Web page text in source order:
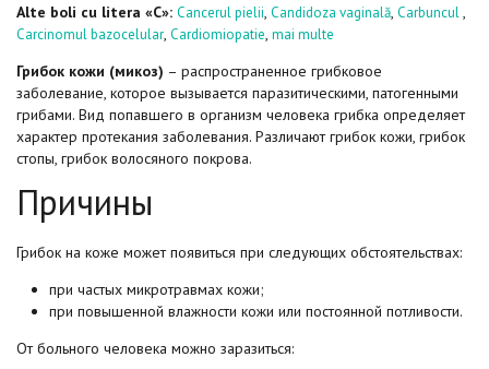
Alte boli cu litera «C»: Cancerul pielii, Candidoza vaginală, Carbuncul,
Carcinomul bazocelular, Cardiomiopatie, mai multe
Грибок кожи (микоз) – распространенное грибковое
заболевание, которое вызывается паразитическими, патогенными
грибами. Вид попавшего в организм человека грибка определяет
характер протекания заболевания. Различают грибок кожи, грибок
стопы, грибок волосяного покрова.
Причины
Грибок на коже может появиться при следующих обстоятельствах:
при частых микротравмах кожи;
при повышенной влажности кожи или постоянной потливости.
От больного человека можно заразиться: